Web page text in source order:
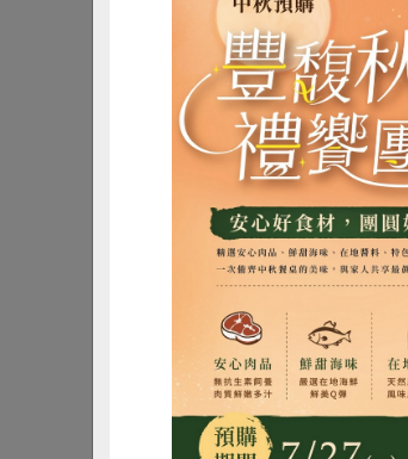
東南國際實業有限公司
黑麥汁-330ml
330毫升
全素
常溫
惜食 RPET